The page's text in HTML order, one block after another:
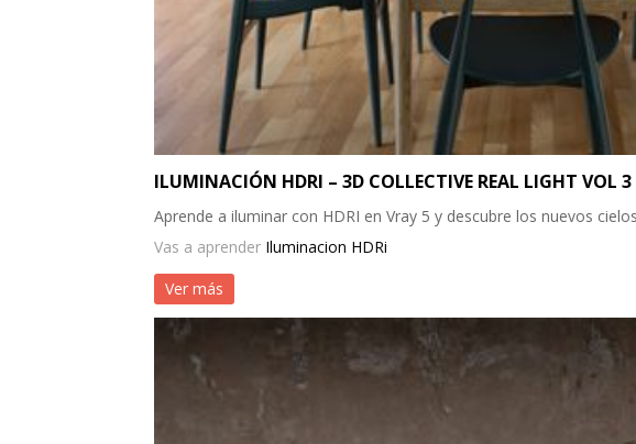
ILUMINACIÓN HDRI – 3D COLLECTIVE REAL LIGHT VOL 3
Aprende a iluminar con HDRI en Vray 5 y descubre los nuevos
Vas a aprender Iluminacion HDRi
Ver más